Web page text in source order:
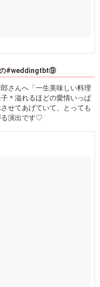
の#weddingtbt⑨
さんへ「一生美味しい料理
＊溢れるほどの愛情いっぱ
せてあげていて、とっても
る演出です♡